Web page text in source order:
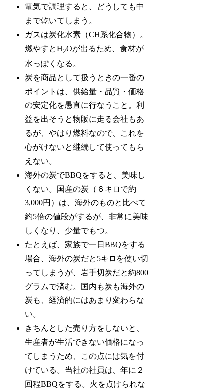
電気で調理すると、どうしても中
まで乾いてしまう。
ガスは炭化水素（CH系化合物）。
燃やすとH2Oが出るため、食材が
水っぽくなる。
炭を商品として扱うときの一番の
ポイントは、供給量・品質・価格
の安定化を愚直に行なうこと。利
益を出そうと物販に走る会社もあ
るが、やはり燃料なので、これを
心がけないと継続して使ってもら
えない。
海外の炭でBBQをすると、美味し
くない。国産の炭（６キロで約
3,000円）は、海外のものと比べて
約5倍の値段がするが、非常に美味
しくなり、少量でもつ。
たとえば、家族で一日BBQをする
場合、海外の炭だと5キロを使い切
ってしまうが、岩手切炭だと約800
グラムで済む。国内も炭も海外の
炭も、経済的にはあまり変わらな
い。
きちんとした売り方をしないと、
生産者が生活できない価格になっ
てしまうため、この点には気を付
けている。当社の社員は、年に２
回程BBQをする。火を点けられな